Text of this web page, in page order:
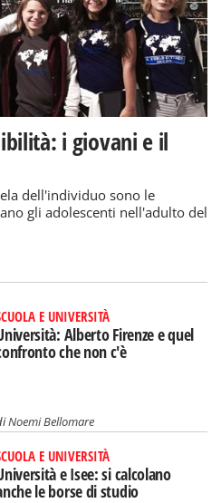
i giovani e il
dell'individuo sono le
gli adolescenti nell'adulto del
E UNIVERSITÀ
Alberto Firenze e quel
che non c'è
Noemi Bellomare
E UNIVERSITÀ
e Isee: si calcolano
le borse di studio